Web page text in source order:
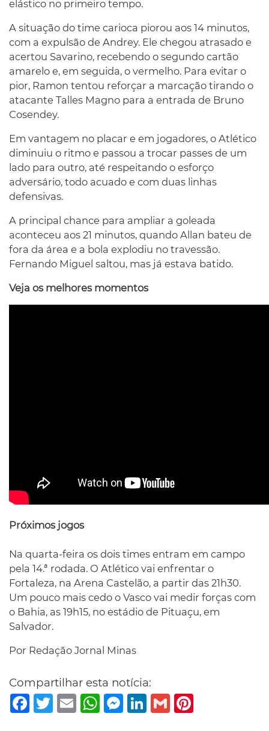
elástico no primeiro tempo.
A situação do time carioca piorou aos 14 minutos,
com a expulsão de Andrey. Ele chegou atrasado e
acertou Savarino, recebendo o segundo cartão
amarelo e, em seguida, o vermelho. Para evitar o
pior, Ramon tentou reforçar a marcação tirando o
atacante Talles Magno para a entrada de Bruno
Cosendey.
Em vantagem no placar e em jogadores, o Atlético
diminuiu o ritmo e passou a trocar passes de um
lado para outro, até respeitando o esforço
adversário, todo acuado e com duas linhas
defensivas.
A principal chance para ampliar a goleada
aconteceu aos 21 minutos, quando Allan bateu de
fora da área e a bola explodiu no travessão.
Fernando Miguel saltou, mas já estava batido.
Veja os melhores momentos
Próximosjogos
Na quarta-feira os dois times entram em campo
pela 14.ª rodada. O Atlético vai enfrentar o
Fortaleza, na Arena Castelão, a partir das 21h30.
Um pouco mais cedo o Vasco vai medir forças com
o Bahia, as 19h15, no estádio de Pituaçu, em
Salvador.
Por Redação Jornal Minas
Compartilhar esta notícia:
Facebook
TwitterEmail WhatsAppMessenger
LinkedIn
Gmail